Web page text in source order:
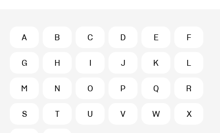
A B C D E F
G H I J K L
M N O P Q R
S T U V W X